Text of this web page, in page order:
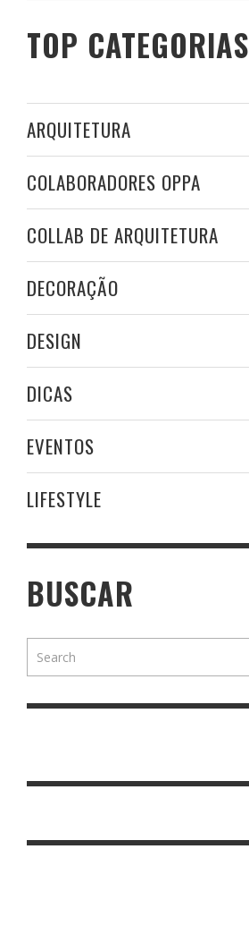
TOP CATEGORIAS
ARQUITETURA
COLABORADORES OPPA
COLLAB DE ARQUITETURA
DECORAÇÃO
DESIGN
DICAS
EVENTOS
LIFESTYLE
BUSCAR